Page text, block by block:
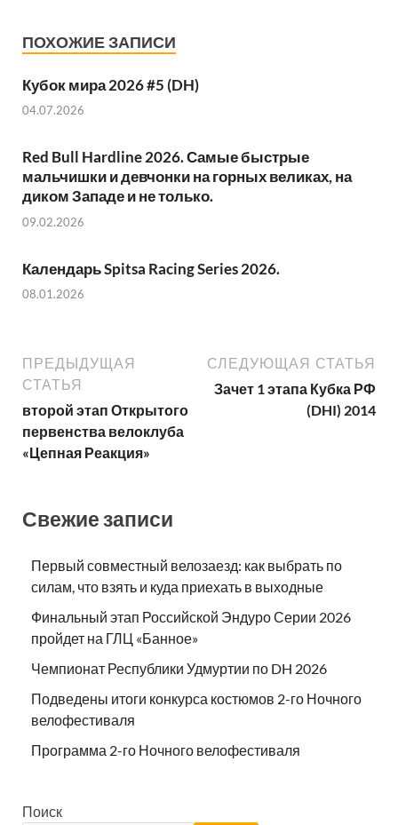
ПОХОЖИЕ ЗАПИСИ
Кубок мира 2026 #5 (DH)
04.07.2026
Red Bull Hardline 2026. Самые быстрые
мальчишки и девчонки на горных великах, на
диком Западе и не только.
09.02.2026
Календарь Spitsa Racing Series 2026.
08.01.2026
ПРЕДЫДУЩАЯ
СТАТЬЯ
второй этап Открытого
первенства велоклуба
«Цепная Реакция»
СЛЕДУЮЩАЯ СТАТЬЯ
Зачет 1 этапа Кубка РФ
(DHI) 2014
Свежие записи
Первый совместный велозаезд: как выбрать по
силам, что взять и куда приехать в выходные
Финальный этап Российской Эндуро Серии 2026
пройдет на ГЛЦ «Банное»
Чемпионат Республики Удмуртии по DH 2026
Подведены итоги конкурса костюмов 2-го Ночного
велофестиваля
Программа 2-го Ночного велофестиваля
Поиск